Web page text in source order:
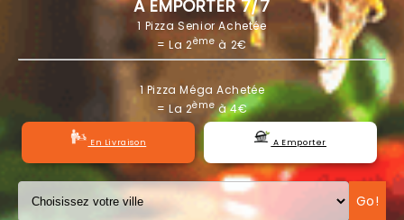
NOTRE RESTAURANT
VOS AVIS
MENTIONS LÉGALES
À EMPORTER 7/7
1 Pizza Senior Achetée
= La 2ème à 2€
1 Pizza Méga Achetée
= La 2èmeà 4€
En Livraison A Emporter
Go!